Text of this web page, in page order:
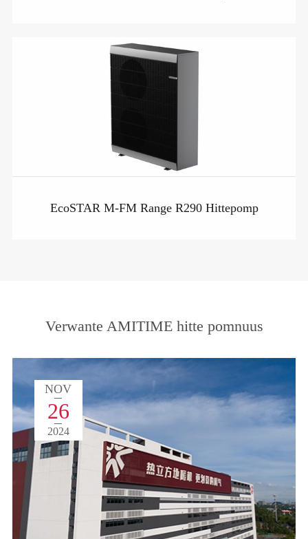
EcoSTAR M-FM Range R290 Hittepomp
Verwante AMITIME hitte pomnuus
NOV
26
2024